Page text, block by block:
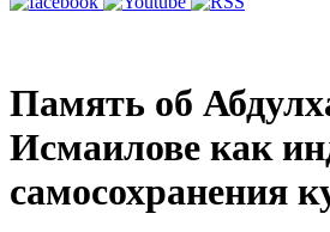
Память об
Исмаилове как
самосохранения